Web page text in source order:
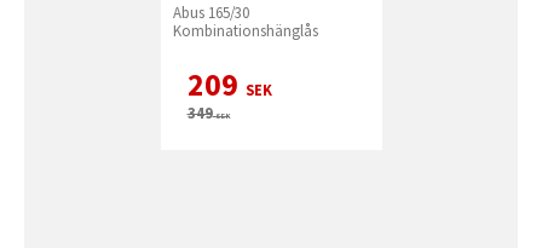
Abus 165/30
Kombinationshänglås
209 SEK
349SEK